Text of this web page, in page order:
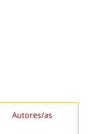
Autores/as